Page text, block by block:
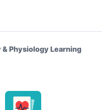
Physiology Learning